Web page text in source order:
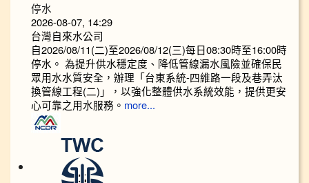
停水
2026-08-07, 14:29
台灣自來水公司
自2026/08/11(二)至2026/08/12(三)每日08:30時至16:00時
停水。 為提升供水穩定度、降低管線漏水風險並確保民
眾用水水質安全，辦理「台東系統-四維路一段及巷弄汰
換管線工程(二)」，以強化整體供水系統效能，提供更安
心可靠之用水服務。 more...